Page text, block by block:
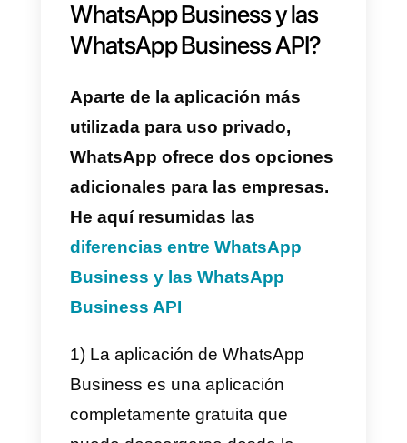
9) Puedes continuar con la
negocio después de que tu
cuenta de WhatsApp Business
haya sido activada
¿Qué ocurre si paso de
WhatsApp a WhatsApp
Business?
Si habéis realizado el respaldo
correctamente, el historial de